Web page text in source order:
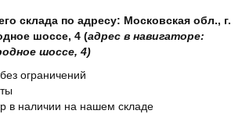
склада по адресу: Московская обл., г.
шоссе, 4 (адрес в навигаторе:
шоссе, 4)
ограничений
в наличии на нашем складе